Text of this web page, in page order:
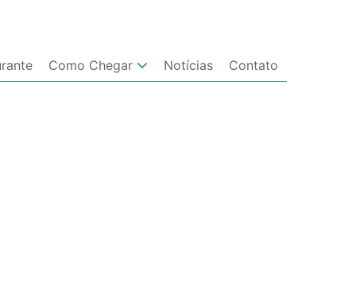
Como Chegar Notícias Contato